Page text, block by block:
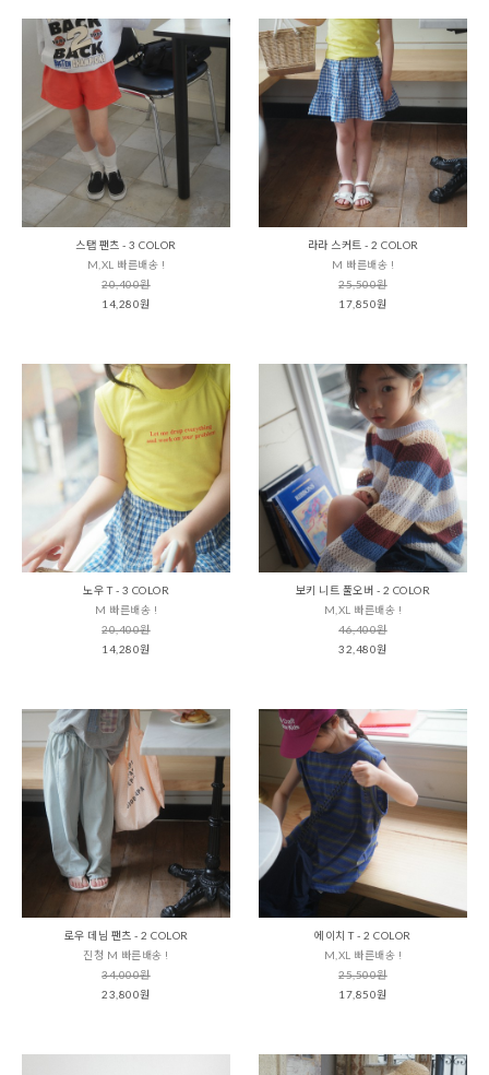
스탭 팬츠 - 3 COLOR
M,XL 빠른배송 !
20,400원
14,280원
라라 스커트 - 2 COLOR
M 빠른배송 !
25,500원
17,850원
노우 T - 3 COLOR
M 빠른배송 !
20,400원
14,280원
보키 니트 풀오버 - 2 COLOR
M,XL 빠른배송 !
46,400원
32,480원
로우 데님 팬츠 - 2 COLOR
진청 M 빠른배송 !
34,000원
23,800원
에이치 T - 2 COLOR
M,XL 빠른배송 !
25,500원
17,850원